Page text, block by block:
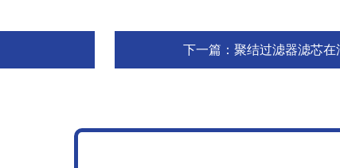
下一篇： 聚结过滤器滤芯在